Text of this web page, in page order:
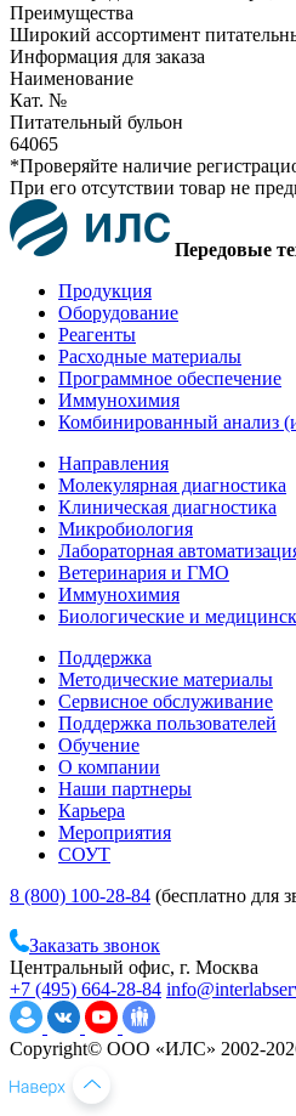
Преимущества
Широкий ассортимент
Информация для заказа
Наименование
Кат. №
Питательный бульон
64065
*Проверяйте наличие
При его отсутствии товар не
Передовые
Продукция
Оборудование
Реагенты
Расходные материалы
Программное обеспечение
Иммунохимия
Комбинированный анализ
Направления
Молекулярная диагностика
Клиническая диагностика
Микробиология
Лабораторная
Ветеринария и ГМО
Иммунохимия
Биологические и
Поддержка
Методические материалы
Сервисное обслуживание
Поддержка пользователей
Обучение
О компании
Наши партнеры
Карьера
Мероприятия
СОУТ
8 (800) 100-28-84 (бесплатно для
Заказать звонок
Центральный офис, г. Москва
+7 (495) 664-28-84
Copyright© ООО «ИЛС» 2002-